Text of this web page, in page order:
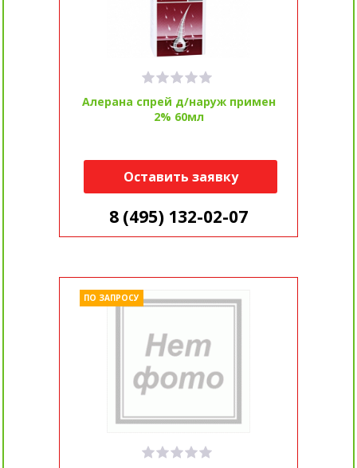
Алерана спрей д/наруж примен
2% 60мл
Оставить заявку
8 (495) 132-02-07
ПО ЗАПРОСУ